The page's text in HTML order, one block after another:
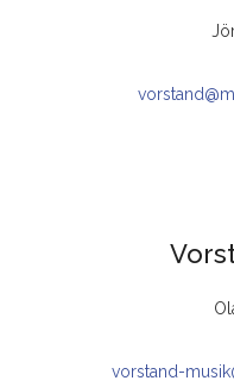
vorstand-